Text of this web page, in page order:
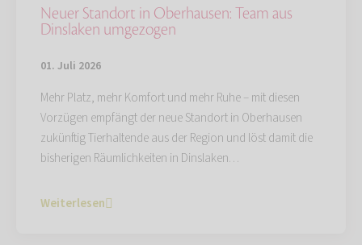
Neuer Standort in Oberhausen: Team aus
Dinslaken umgezogen
01. Juli 2026
Mehr Platz, mehr Komfort und mehr Ruhe – mit diesen
Vorzügen empfängt der neue Standort in Oberhausen
zukünftig Tierhaltende aus der Region und löst damit die
bisherigen Räumlichkeiten in Dinslaken…
Weiterlesen